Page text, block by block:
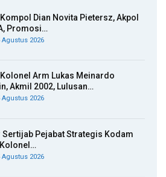
Dian Novita Pietersz, Akpol
Promosi…
Agustus 2026
Arm Lukas Meinardo
Akmil 2002, Lulusan…
Agustus 2026
Sertijab Pejabat Strategis Kodam
Agustus 2026